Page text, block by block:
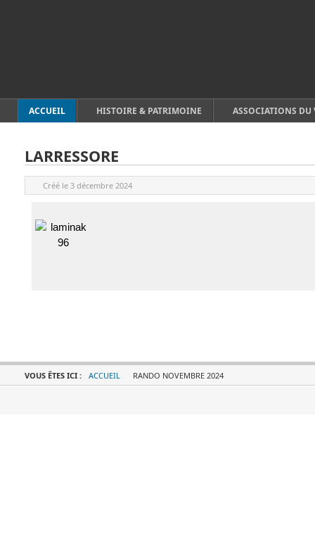
ACCUEIL HISTOIRE & PATRIMOINE ASSOCIATIONS DU
LARRESSORE
Créé le 3 décembre 2024
VOUS ÊTES ICI : ACCUEIL RANDO NOVEMBRE 2024